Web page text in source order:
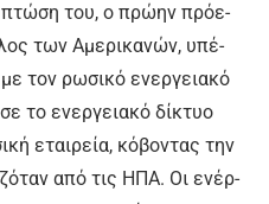
πτώ­ση του, ο πρώ­ην πρό­ε­
των Α­με­ρι­κα­νών, υ­πέ­
τον ρω­σι­κό ε­νερ­γεια­κό
το ε­νερ­γεια­κό δί­κτυο
ε­ται­ρεί­α, κό­βο­ντας την
α­πό τις Η­ΠΑ. Οι ε­νέρ­